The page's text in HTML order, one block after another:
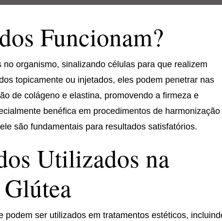
Funcionam?
organismo, sinalizando células para que realizem
topicamente ou injetados, eles podem penetrar nas
de colágeno e elastina, promovendo a firmeza e
benéfica em procedimentos de harmonização
são fundamentais para resultados satisfatórios.
Utilizados na
podem ser utilizados em tratamentos estéticos,